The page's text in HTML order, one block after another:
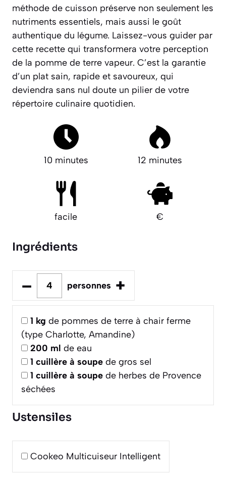
méthode de cuisson préserve non seulement les
nutriments essentiels, mais aussi le goût
authentique du légume. Laissez-vous guider par
cette recette qui transformera votre perception
de la pomme de terre vapeur. C’est la garantie
d’un plat sain, rapide et savoureux, qui
deviendra sans nul doute un pilier de votre
répertoire culinaire quotidien.
10 minutes 12 minutes
facile €
Ingrédients
– personnes +
1 kg de pommes de terre à chair ferme
(type Charlotte, Amandine)
200 ml de eau
1 cuillère à soupe de gros sel
1 cuillère à soupe de herbes de Provence
séchées
Ustensiles
Cookeo Multicuiseur Intelligent